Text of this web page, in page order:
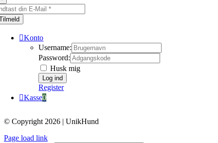
Konto
Username:
Password:
Husk mig
Register
Kasse0
© Copyright 2026 | UnikHund
Page load link